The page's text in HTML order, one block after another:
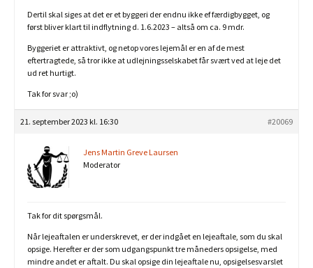
Dertil skal siges at det er et byggeri der endnu ikke ef færdigbygget, og
først bliver klart til indflytning d. 1.6.2023 – altså om ca. 9 mdr.
Byggeriet er attraktivt, og netop vores lejemål er en af de mest
eftertragtede, så tror ikke at udlejningsselskabet får svært ved at leje det
ud ret hurtigt.
Tak for svar ;o)
21. september 2023 kl. 16:30 #20069
Jens Martin Greve Laursen
Moderator
Tak for dit spørgsmål.
Når lejeaftalen er underskrevet, er der indgået en lejeaftale, som du skal
opsige. Herefter er der som udgangspunkt tre måneders opsigelse, med
mindre andet er aftalt. Du skal opsige din lejeaftale nu, opsigelsesvarslet